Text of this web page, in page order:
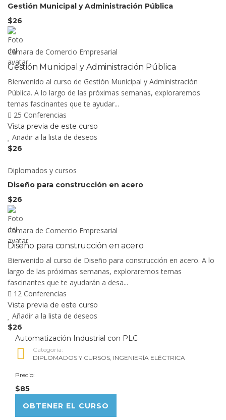
Gestión Municipal y Administración Pública
$26
Cámara de Comercio Empresarial
Gestión Municipal y Administración Pública
Bienvenido al curso de Gestión Municipal y Administración
Pública. A lo largo de las próximas semanas, exploraremos
temas fascinantes que te ayudar...
25 Conferencias
Vista previa de este curso
Añadir a la lista de deseos
$26
Diplomados y cursos
Diseño para construcción en acero
$26
Cámara de Comercio Empresarial
Diseño para construcción en acero
Bienvenido al curso de Diseño para construcción en acero. A lo
largo de las próximas semanas, exploraremos temas
fascinantes que te ayudarán a desa...
12 Conferencias
Vista previa de este curso
Añadir a la lista de deseos
$26
Automatización Industrial con PLC
Categoría:
DIPLOMADOS Y CURSOS, INGENIERÍA ELÉCTRICA
Precio:
$85
OBTENER EL CURSO